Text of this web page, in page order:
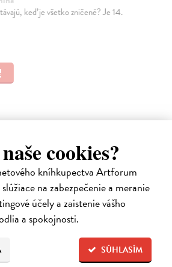
cookies?
kníhkupectva Artforum
na zabezpečenie a meranie
účely a zaistenie vášho
a spokojnosti.
SÚHLASÍM
keď je všetko zničené? Je 14.
pedagogika
na sklade